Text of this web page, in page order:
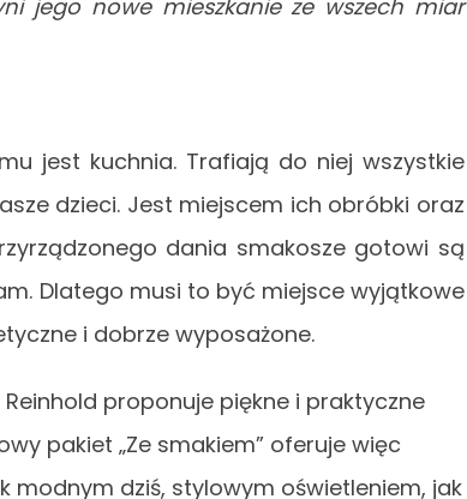
jego nowe mieszkanie ze wszech miar
jest kuchnia. Trafiają do niej wszystkie
dzieci. Jest miejscem ich obróbki oraz
dania smakosze gotowi są
Dlatego musi to być miejsce wyjątkowe
i dobrze wyposażone.
proponuje piękne i praktyczne
pakiet „Ze smakiem” oferuje więc
modnym dziś, stylowym oświetleniem, jak